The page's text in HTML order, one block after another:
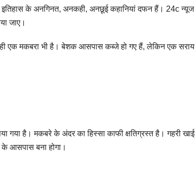
इतिहास के अनगिनत, अनकही, अनछूई कहानियां दफन हैं। 24c न्यूज
जाए।
एक मकबरा भी है। बेशक आसपास कब्जे हो गए हैं, लेकिन एक सराय
गया है। मकबरे के अंदर का हिस्सा काफी क्षतिग्रस्त है। गहरी खाई
आसपास बना होगा।